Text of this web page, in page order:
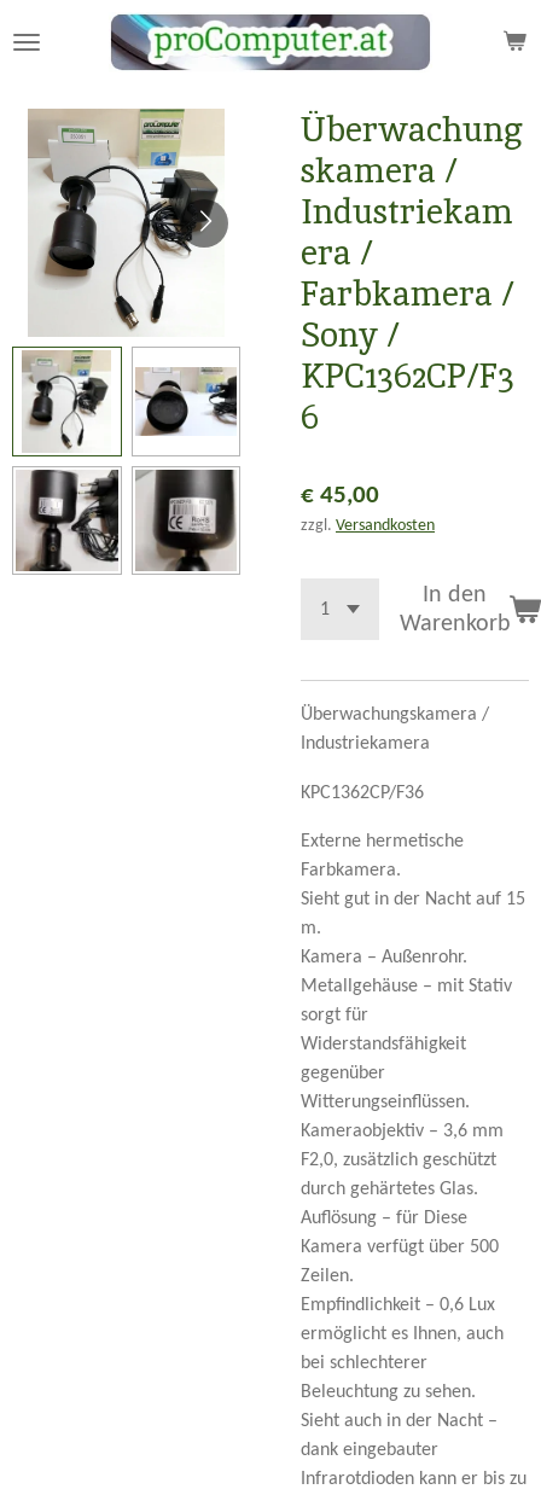
Hauptinhalt
Überwachung
skamera /
Industriekam
era /
Farbkamera /
Sony /
KPC1362CP/F3
6
€ 45,00
zzgl. Versandkosten
In den
Warenkorb
Überwachungskamera /
Industriekamera
KPC1362CP/F36
Externe hermetische
Farbkamera.
Sieht gut in der Nacht auf 15
m.
Kamera – Außenrohr.
Metallgehäuse – mit Stativ
sorgt für
Widerstandsfähigkeit
gegenüber
Witterungseinflüssen.
Kameraobjektiv – 3,6 mm
F2,0, zusätzlich geschützt
durch gehärtetes Glas.
Auflösung – für Diese
Kamera verfügt über 500
Zeilen.
Empfindlichkeit – 0,6 Lux
ermöglicht es Ihnen, auch
bei schlechterer
Beleuchtung zu sehen.
Sieht auch in der Nacht –
dank eingebauter
Infrarotdioden kann er bis zu